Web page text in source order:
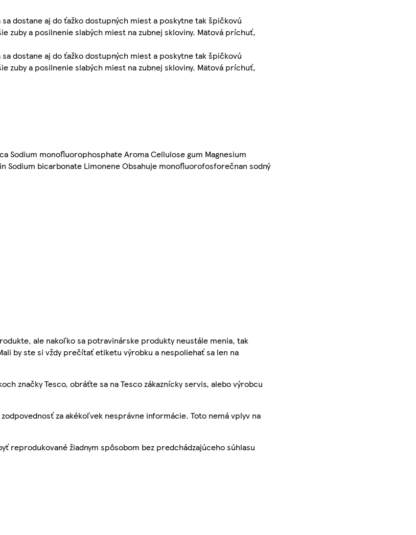
dostane aj do ťažko dostupných miest a poskytne tak špičkovú
zuby a posilnenie slabých miest na zubnej skloviny. Mätová príchuť,
dostane aj do ťažko dostupných miest a poskytne tak špičkovú
zuby a posilnenie slabých miest na zubnej skloviny. Mätová príchuť,
Sodium monofluorophosphate Aroma Cellulose gum Magnesium
Sodium bicarbonate Limonene Obsahuje monofluorofosforečnan sodný
ale nakoľko sa potravinárske produkty neustále menia, tak
by ste si vždy prečítať etiketu výrobku a nespoliehať sa len na
značky Tesco, obráťte sa na Tesco zákaznícky servis, alebo výrobcu
za akékoľvek nesprávne informácie. Toto nemá vplyv na
reprodukované žiadnym spôsobom bez predchádzajúceho súhlasu